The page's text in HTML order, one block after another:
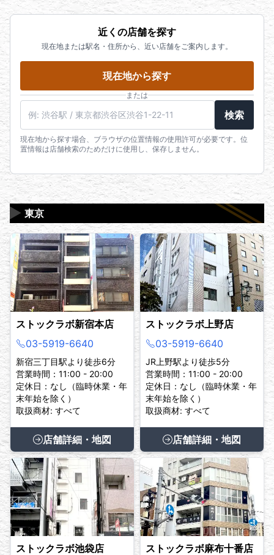
近くの店舗を探す
現在地または駅名・住所から、近い店舗をご案内します。
現在地から探す
または
検索
現在地から探す場合、ブラウザの位置情報の使用許可が必要です。位
置情報は店舗検索のためだけに使用し、保存しません。
東京
▶
ストックラボ新宿本店
03-5919-6640
新宿三丁目駅より徒歩6分
営業時間：11:00 - 20:00
定休日：なし（臨時休業・年
末年始を除く）
取扱商材: すべて
店舗詳細・地図
ストックラボ上野店
03-5919-6640
JR上野駅より徒歩5分
営業時間：11:00 - 20:00
定休日：なし（臨時休業・年
末年始を除く）
取扱商材: すべて
店舗詳細・地図
ストックラボ池袋店
ストックラボ麻布十番店